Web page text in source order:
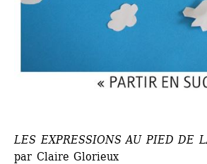
LES EXPRESSIONS AU PIED DE
par Claire Glorieux